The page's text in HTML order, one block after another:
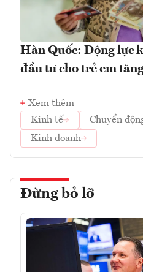
Hàn Quốc: Động lực
đầu tư cho trẻ em
Xem thêm
Kinh tế
Chuyển
Kinh doanh
Đừng bỏ lỡ